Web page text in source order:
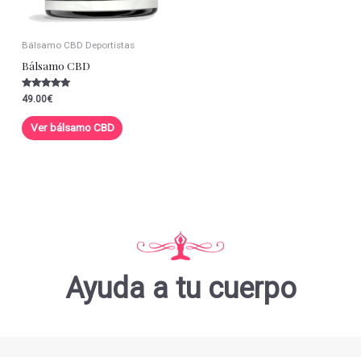
Bálsamo CBD Deportistas
Bálsamo CBD
Valorado con
5.00
de 5
49.00€
Ver bálsamo CBD
Ayuda a tu cuerpo